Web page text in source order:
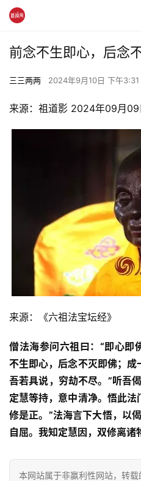
前念不生即心，后念
三三两两 2024年9月10日 下午3:31
来源：祖道影 2024年09月09
来源：《六祖法宝坛经》
僧法海参问六祖曰：“即心即
不生即心，后念不灭即佛；成
吾若具说，穷劫不尽。”听吾
定慧等持，意中清净。悟此
修是正。”法海言下大悟，以
自屈。我知定慧因，双修离诸
本网站属于非赢利性网站，转